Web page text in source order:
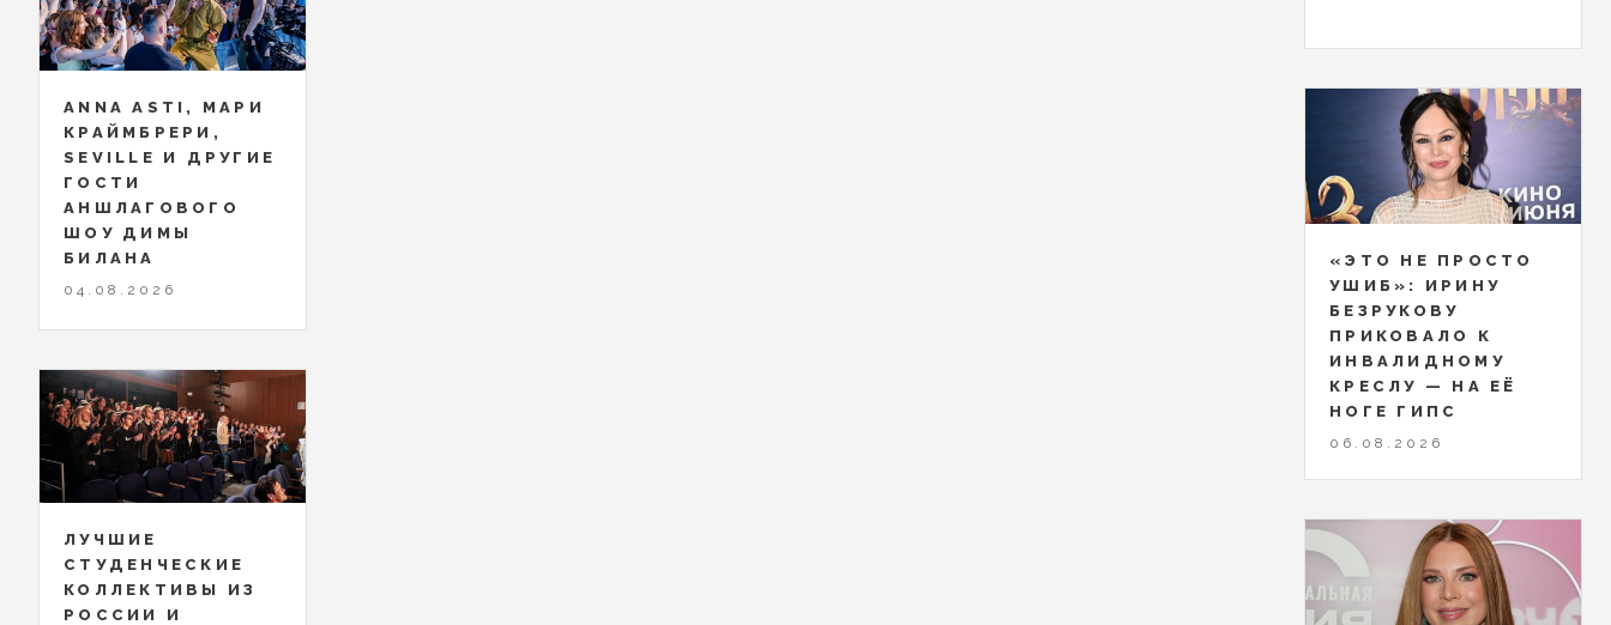
ANNA ASTI, МАРИ
КРАЙМБРЕРИ,
SEVILLE И ДРУГИЕ
ГОСТИ
АНШЛАГОВОГО
ШОУ ДИМЫ
БИЛАНА
04.08.2026
ЛУЧШИЕ
СТУДЕНЧЕСКИЕ
КОЛЛЕКТИВЫ ИЗ
РОССИИ И
«ЭТО НЕ ПРОСТО
УШИБ»: ИРИНУ
БЕЗРУКОВУ
ПРИКОВАЛО К
ИНВАЛИДНОМУ
КРЕСЛУ — НА ЕЁ
НОГЕ ГИПС
06.08.2026